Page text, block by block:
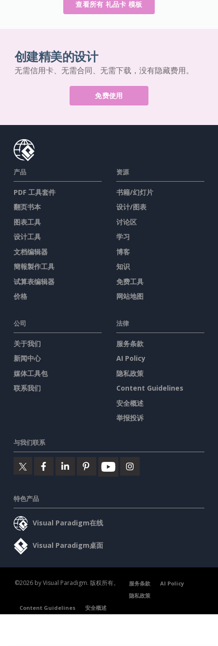
查看所有 礼品卡 模板
创建精美的设计
无需信用卡、无需合同、无需下载，没有隐藏费用。
免费使用
产品
PDF 工具套件
翻页书本
图表工具
设计工具
文档编辑器
簡報製作工具
试算表编辑器
价格
资源
书籍/幻灯片
设计/图表
讨论区
学习
博客
知识
免费工具
网站地图
公司
关于我们
新闻中心
媒体工具包
联系我们
法律
服务条款
AI Policy
隐私政策
Content Guidelines
安全概述
举报投诉
与我们联系
特色产品
Visual Paradigm在线
Visual Paradigm桌面
©2026 by Visual Paradigm. 版权所有。 服务条款
AI Policy
隐私政策
Content Guidelines
安全概述